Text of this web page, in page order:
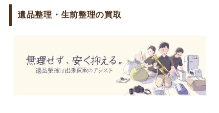
遺品整理・生前整理の買取